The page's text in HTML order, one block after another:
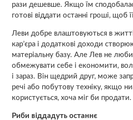
рази дешевше. Якщо їм
готові віддати останні гроші, щоб
Леви добре влаштовуються в
кар’єра і додаткові доходи
матеріальну базу. Але Лев не
обмежувати себе і економити,
і зараз. Він щедрий друг, може
речі або побутову техніку, якщо
користується, хоча міг би продати.
Риби віддадуть останнє